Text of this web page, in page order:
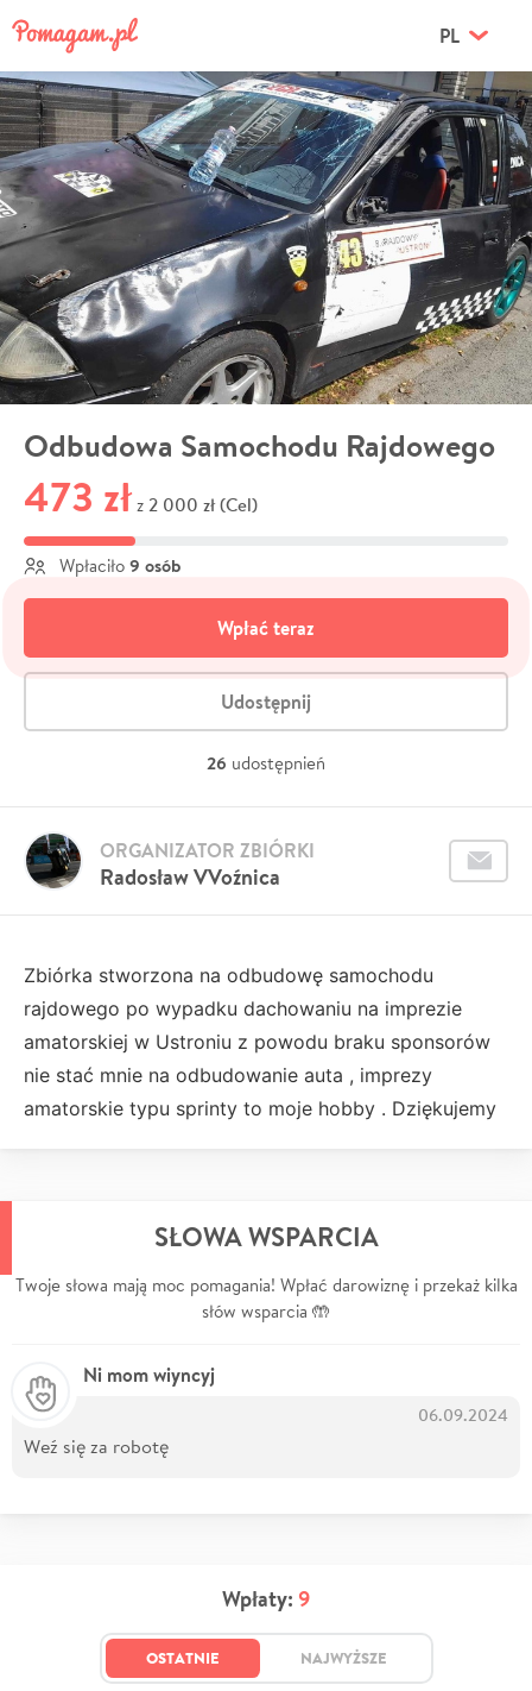
PL
Odbudowa Samochodu Rajdowego
473 zł z 2 000 zł (Cel)
Wpłaciło 9 osób
Wpłać teraz
Udostępnij
26 udostępnień
Radosław VVoźnica
ORGANIZATOR ZBIÓRKI
Zbiórka stworzona na odbudowę samochodu
rajdowego po wypadku dachowaniu na imprezie
amatorskiej w Ustroniu z powodu braku sponsorów
nie stać mnie na odbudowanie auta , imprezy
amatorskie typu sprinty to moje hobby . Dziękujemy
SŁOWA WSPARCIA
Twoje słowa mają moc pomagania! Wpłać darowiznę i przekaż kilka
słów wsparcia 🤲
Ni mom wiyncyj
06.09.2024
Weź się za robotę
Wpłaty: 9
OSTATNIE NAJWYŻSZE